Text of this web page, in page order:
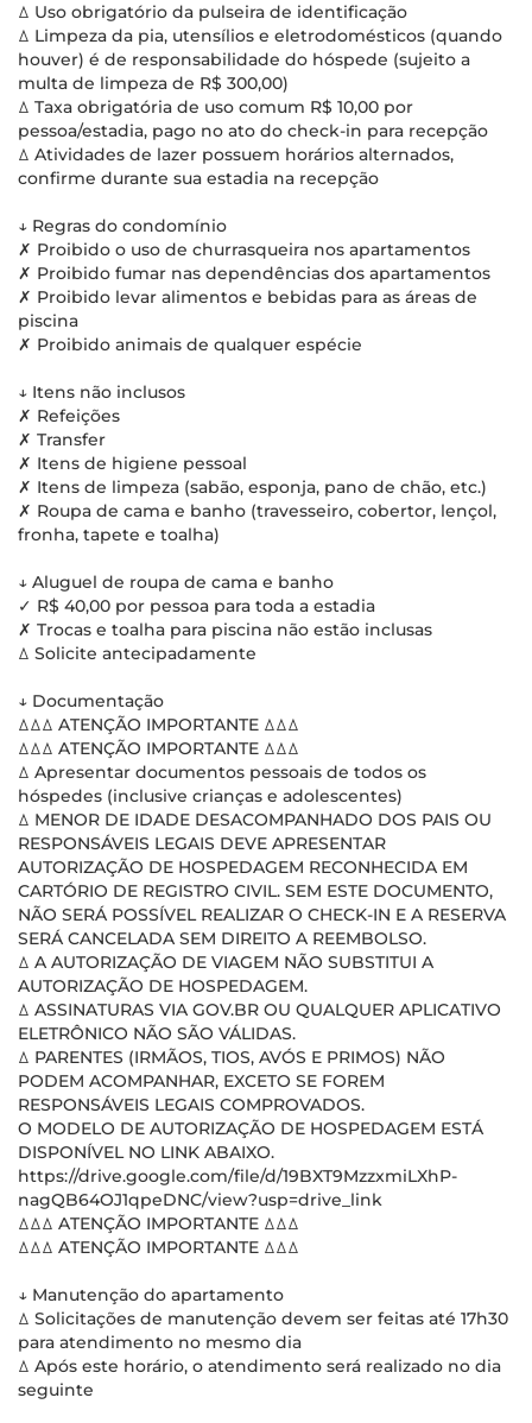
ꕔ Uso obrigatório da pulseira de identificação
ꕔ Limpeza da pia, utensílios e eletrodomésticos (quando
houver) é de responsabilidade do hóspede (sujeito a
multa de limpeza de R$ 300,00)
ꕔ Taxa obrigatória de uso comum R$ 10,00 por
pessoa/estadia, pago no ato do check-in para recepção
ꕔ Atividades de lazer possuem horários alternados,
confirme durante sua estadia na recepção
↓ Regras do condomínio
✗ Proibido o uso de churrasqueira nos apartamentos
✗ Proibido fumar nas dependências dos apartamentos
✗ Proibido levar alimentos e bebidas para as áreas de
piscina
✗ Proibido animais de qualquer espécie
↓ Itens não inclusos
✗ Refeições
✗ Transfer
✗ Itens de higiene pessoal
✗ Itens de limpeza (sabão, esponja, pano de chão, etc.)
✗ Roupa de cama e banho (travesseiro, cobertor, lençol,
fronha, tapete e toalha)
↓ Aluguel de roupa de cama e banho
✓ R$ 40,00 por pessoa para toda a estadia
✗ Trocas e toalha para piscina não estão inclusas
ꕔ Solicite antecipadamente
↓ Documentação
ꕔꕔꕔ ATENÇÃO IMPORTANTE ꕔꕔꕔ
ꕔꕔꕔ ATENÇÃO IMPORTANTE ꕔꕔꕔ
ꕔ Apresentar documentos pessoais de todos os
hóspedes (inclusive crianças e adolescentes)
ꕔ MENOR DE IDADE DESACOMPANHADO DOS PAIS OU
RESPONSÁVEIS LEGAIS DEVE APRESENTAR
AUTORIZAÇÃO DE HOSPEDAGEM RECONHECIDA EM
CARTÓRIO DE REGISTRO CIVIL. SEM ESTE DOCUMENTO,
NÃO SERÁ POSSÍVEL REALIZAR O CHECK-IN E A RESERVA
SERÁ CANCELADA SEM DIREITO A REEMBOLSO.
ꕔ A AUTORIZAÇÃO DE VIAGEM NÃO SUBSTITUI A
AUTORIZAÇÃO DE HOSPEDAGEM.
ꕔ ASSINATURAS VIA GOV.BR OU QUALQUER APLICATIVO
ELETRÔNICO NÃO SÃO VÁLIDAS.
ꕔ PARENTES (IRMÃOS, TIOS, AVÓS E PRIMOS) NÃO
PODEM ACOMPANHAR, EXCETO SE FOREM
RESPONSÁVEIS LEGAIS COMPROVADOS.
O MODELO DE AUTORIZAÇÃO DE HOSPEDAGEM ESTÁ
DISPONÍVEL NO LINK ABAIXO.
https://drive.google.com/file/d/19BXT9MzzxmiLXhP-
nagQB64OJ1qpeDNC/view?usp=drive_link
ꕔꕔꕔ ATENÇÃO IMPORTANTE ꕔꕔꕔ
ꕔꕔꕔ ATENÇÃO IMPORTANTE ꕔꕔꕔ
↓ Manutenção do apartamento
ꕔ Solicitações de manutenção devem ser feitas até 17h30
para atendimento no mesmo dia
ꕔ Após este horário, o atendimento será realizado no dia
seguinte